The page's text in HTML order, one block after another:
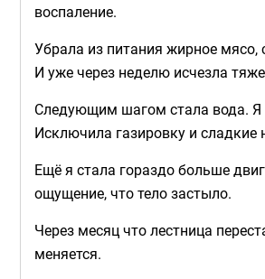
воспаление.
Убрала из питания жирное мясо,
И уже через неделю исчезла
Следующим шагом стала вода. Я
Исключила газировку и сладкие
Ещё я стала гораздо больше
ощущение, что тело застыло.
Через месяц что лестница
меняется.